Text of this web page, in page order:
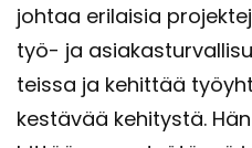
joh­taa eri­lai­sia
työ- ja
teis­sa ja ke­hit­tää
kes­tä­vää ke­hi­tys­tä.